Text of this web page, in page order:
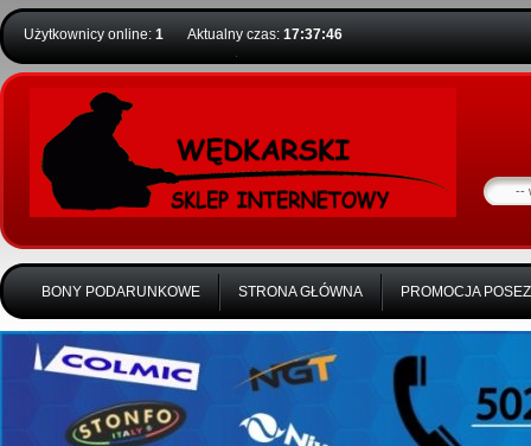
Użytkownicy online: 1 Aktualny czas: 17:37:46
BONY PODARUNKOWE STRONA GŁÓWNA PROMOCJA